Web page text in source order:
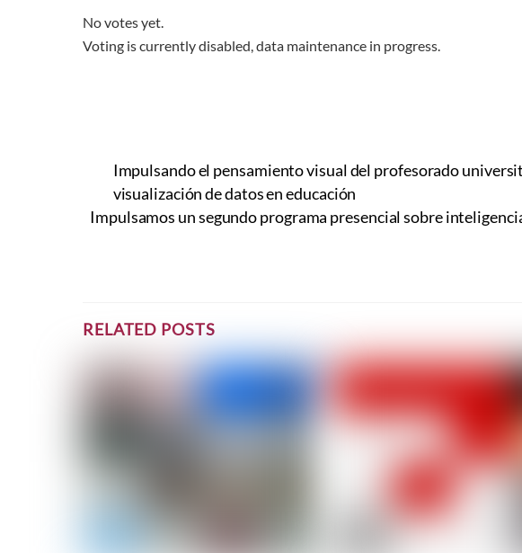
No votes yet.
Voting is currently disabled, data maintenance in progress.
Impulsando el pensamiento visual del profesorado
visualización de datos en educación
Impulsamos un segundo programa presencial sobre
RELATED POSTS